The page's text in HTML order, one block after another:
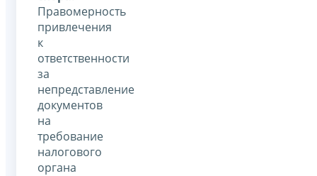
Правомерность
привлечения
к
ответственности
за
непредставление
документов
на
требование
налогового
органа